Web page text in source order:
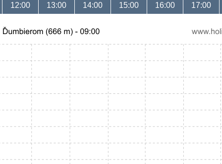
12:00 13:00 14:00 15:00 16:00 17:00